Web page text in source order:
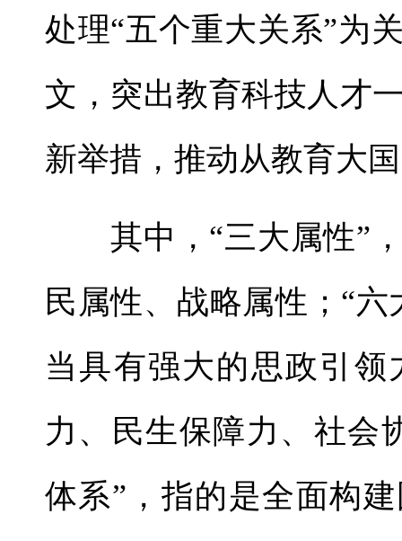
处理“五个重大关系”为
文，突出教育科技人才
新举措，推动从教育大
其中，“三大属性”，
民属性、战略属性；“
当具有强大的思政引
力、民生保障力、社会
体系”，指的是全面构